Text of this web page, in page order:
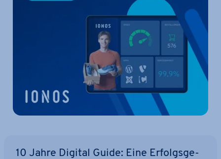
10 Jahre Digital Guide: Eine Er­folgs­ge­